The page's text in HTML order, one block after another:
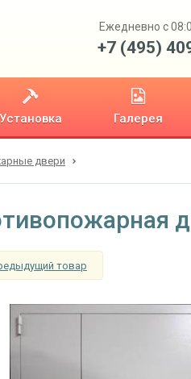
Ежедневно с
+7 (495)
Установка Галерея
двери
товар